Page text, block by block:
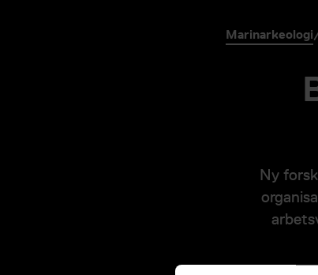
Marinarkeologi
Ny